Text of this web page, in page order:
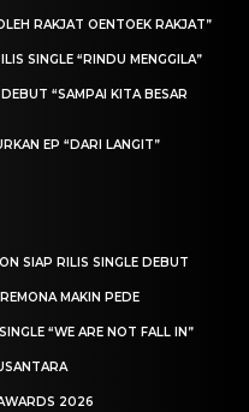
RAKJAT OENTOEK RAKJAT”
SINGLE “RINDU MENGGILA”
“SAMPAI KITA BESAR
EP “DARI LANGIT”
SIAP RILIS SINGLE DEBUT
MAKIN PEDE
“WE ARE NOT FALL IN”
2026